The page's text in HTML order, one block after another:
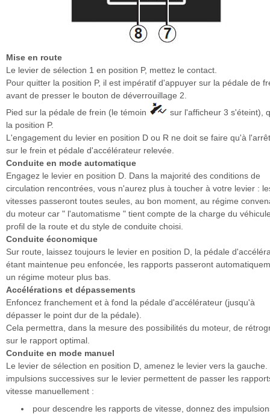
Mise en route
Le levier de sélection 1 en position P, mettez le contact.
Pour quitter la position P, il est impératif d'appuyer sur la pédale de
avant de presser le bouton de déverrouillage 2.
Pied sur la pédale de frein (le témoin
sur l'afficheur 3 s'éteint),
la position P.
L'engagement du levier en position D ou R ne doit se faire qu'à
sur le frein et pédale d'accélérateur relevée.
Conduite en mode automatique
Engagez le levier en position D. Dans la majorité des conditions de
circulation rencontrées, vous n'aurez plus à toucher à votre levier :
vitesses passeront toutes seules, au bon moment, au régime
du moteur car " l'automatisme " tient compte de la charge du
profil de la route et du style de conduite choisi.
Conduite économique
Sur route, laissez toujours le levier en position D, la pédale
étant maintenue peu enfoncée, les rapports passeront
un régime moteur plus bas.
Accélérations et dépassements
Enfoncez franchement et à fond la pédale d'accélérateur (jusqu'à
dépasser le point dur de la pédale).
Cela permettra, dans la mesure des possibilités du moteur, de
sur le rapport optimal.
Conduite en mode manuel
Le levier de sélection en position D, amenez le levier vers la gauche.
impulsions successives sur le levier permettent de passer les
vitesse manuellement :
pour descendre les rapports de vitesse, donnez des